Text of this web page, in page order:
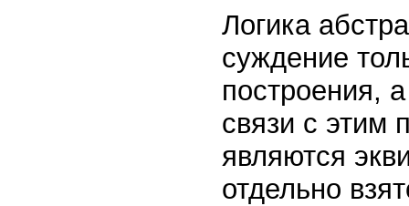
Логика
суждение
построения,
связи с этим
являются
отдельно